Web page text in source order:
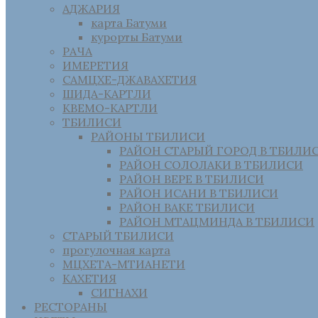
АДЖАРИЯ
карта Батуми
курорты Батуми
РАЧА
ИМЕРЕТИЯ
САМЦХЕ-ДЖАВАХЕТИЯ
ШИДА-КАРТЛИ
КВЕМО-КАРТЛИ
ТБИЛИСИ
РАЙОНЫ ТБИЛИСИ
РАЙОН СТАРЫЙ ГОРОД В
РАЙОН СОЛОЛАКИ В ТБИЛИСИ
РАЙОН ВЕРЕ В ТБИЛИСИ
РАЙОН ИСАНИ В ТБИЛИСИ
РАЙОН ВАКЕ ТБИЛИСИ
РАЙОН МТАЦМИНДА В ТБИЛИСИ
СТАРЫЙ ТБИЛИСИ
прогулочная карта
МЦХЕТА-МТИАНЕТИ
КАХЕТИЯ
СИГНАХИ
РЕСТОРАНЫ